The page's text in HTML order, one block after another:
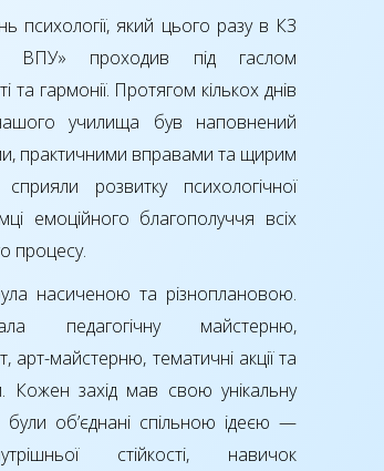
психології, який цього разу в КЗ
ВПУ» проходив під гаслом
та гармонії. Протягом кількох днів
училища був наповнений
практичними вправами та щирим
розвитку психологічної
емоційного благополуччя всіх
процесу.
насиченою та різноплановою.
педагогічну майстерню,
арт-майстерню, тематичні акції та
Кожен захід мав свою унікальну
об’єднані спільною ідеєю —
стійкості, навичок